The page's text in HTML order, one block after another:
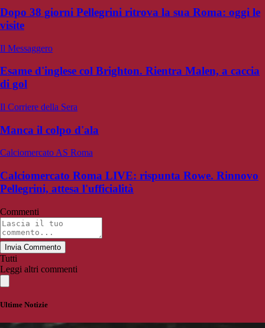
Dopo 38 giorni Pellegrini ritrova la sua Roma: oggi le
visite
Il Messaggero
Esame d'inglese col Brighton. Rientra Malen, a caccia
di gol
Il Corriere della Sera
Manca il colpo d'ala
Calciomercato AS Roma
Calciomercato Roma LIVE: rispunta Rowe. Rinnovo
Pellegrini, attesa l'ufficialità
Commenti
Invia Commento
Tutti
Leggi altri commenti
Ultime Notizie